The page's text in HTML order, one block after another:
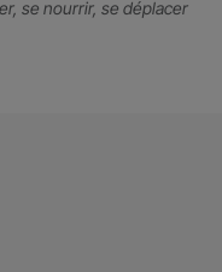
se nourrir, se déplacer